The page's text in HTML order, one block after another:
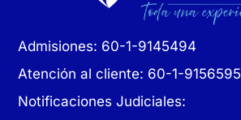
Admisiones: 60-1-9145494
Atención al cliente: 60-1-9156595
Notificaciones Judiciales: